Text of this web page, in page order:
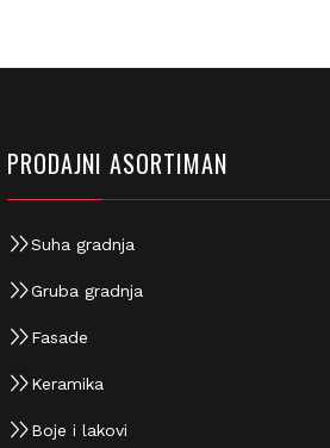
PRODAJNI ASORTIMAN
Suha gradnja
Gruba gradnja
Fasade
Keramika
Boje i lakovi